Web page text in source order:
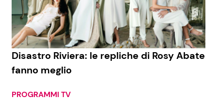
Economia
Persone Scomparse
Fiction e Serie TV
Programmi TV
Reality e Talent
Disastro Riviera: le repliche di Rosy Abate
fanno meglio
PROGRAMMI TV